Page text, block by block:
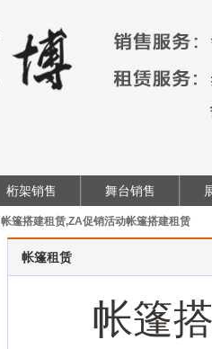
桁架销售 舞台销售
帐篷搭建租赁,ZA促销活动帐篷搭建租赁
帐篷租赁
帐篷